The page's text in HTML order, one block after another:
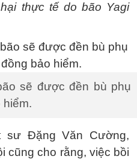
thực tế do bão Yagi
sẽ được đền bù phụ
sư Đặng Văn Cường,
cũng cho rằng, việc bồi